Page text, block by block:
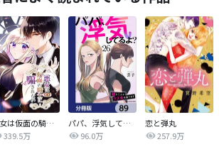
悪女は仮面の騎士に騙されない
339.5万
パパ、浮気してるよ？娘と二人でクズ夫を捨てます【分冊版】
96.0万
恋と弾丸
257.9万